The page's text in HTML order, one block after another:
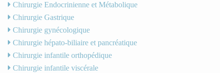
Chirurgie Endocrinienne et Métabolique
Chirurgie Gastrique
Chirurgie gynécologique
Chirurgie hépato-biliaire et pancréatique
Chirurgie infantile orthopédique
Chirurgie infantile viscérale